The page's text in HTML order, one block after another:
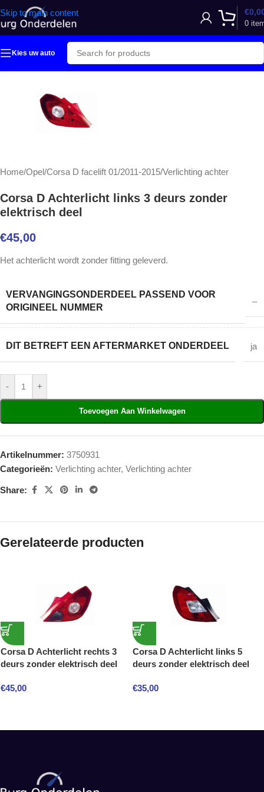
Skip to main content
0
€
Kies uw auto
Home/Opel/Corsa D facelift 01/2011-2015/Verlichting achter
Corsa D Achterlicht links 3 deurs zonder
elektrisch deel
€45,00
Het achterlicht wordt zonder fitting geleverd.
VERVANGINGSONDERDEEL PASSEND VOOR
ORIGINEEL NUMMER
–
DIT BETREFT EEN AFTERMARKET ONDERDEEL ja
- +
Toevoegen Aan Winkelwagen
Artikelnummer: 3750931
Categorieën: Verlichting achter, Verlichting achter
Share:
Gerelateerde producten
Corsa D Achterlicht rechts 3
deurs zonder elektrisch deel
€45,00
Corsa D Achterlicht links 5
deurs zonder elektrisch deel
€35,00